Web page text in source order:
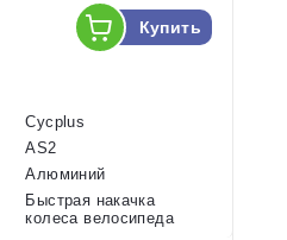
Купить
Cycplus
AS2
Алюминий
Быстрая накачка
колеса велосипеда